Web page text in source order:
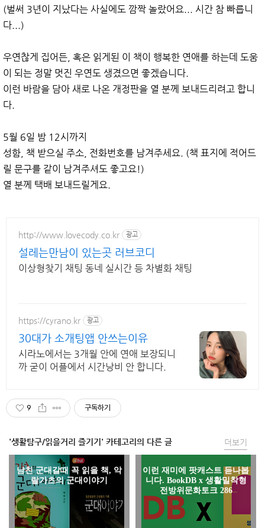
(벌써 3년이 지났다는 사실에도 깜짝 놀랐어요... 시간 참 빠릅니
다...)
우연찮게 집어든, 혹은 읽게된 이 책이 행복한 연애를 하는데 도움
이 되는 정말 멋진 우연도 생겼으면 좋겠습니다.
이런 바람을 담아 새로 나온 개정판을 열 분께 보내드리려고 합니
다.
5월 6일 밤 12시까지
성함, 책 받으실 주소, 전화번호를 남겨주세요. (책 표지에 적어드
릴 문구를 같이 남겨주셔도 좋고요!)
열 분께 택배 보내드릴게요.
http://www.lovecody.co.kr 광고
설레는만남이 있는곳 러브코디
이상형찾기 채팅 동네 실시간 등 차별화 채팅
https://cyrano.kr 광고
30대가 소개팅앱 안쓰는이유
시라노에서는 3개월 안에 연애 보장되니
까 굳이 어플에서 시간낭비 안 합니다.
9 구독하기
'생활탐구/읽을거리 즐기기' 카테고리의 다른 글
남친 군대갈때 꼭 읽을 책, 악
랄가츠의 군대이야기
이런 재미에 팟캐스트 듣나봅
니다. BookDB x 생활밀착형
전방위문화토크 286
더보기